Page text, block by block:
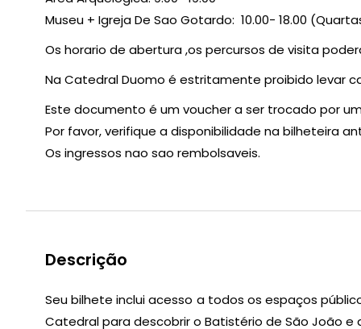
Museu + Igreja De Sao Gotardo: 10.00- 18.00
Os horario de abertura ,os percursos de visita
Na Catedral Duomo é estritamente proibido levar
Este documento é um voucher a ser trocado por
Por favor, verifique a disponibilidade na bilheteira
Os ingressos nao sao rembolsaveis.
Descrição
Seu bilhete inclui acesso a todos os espaços
Catedral para descobrir o Batistério de São João e